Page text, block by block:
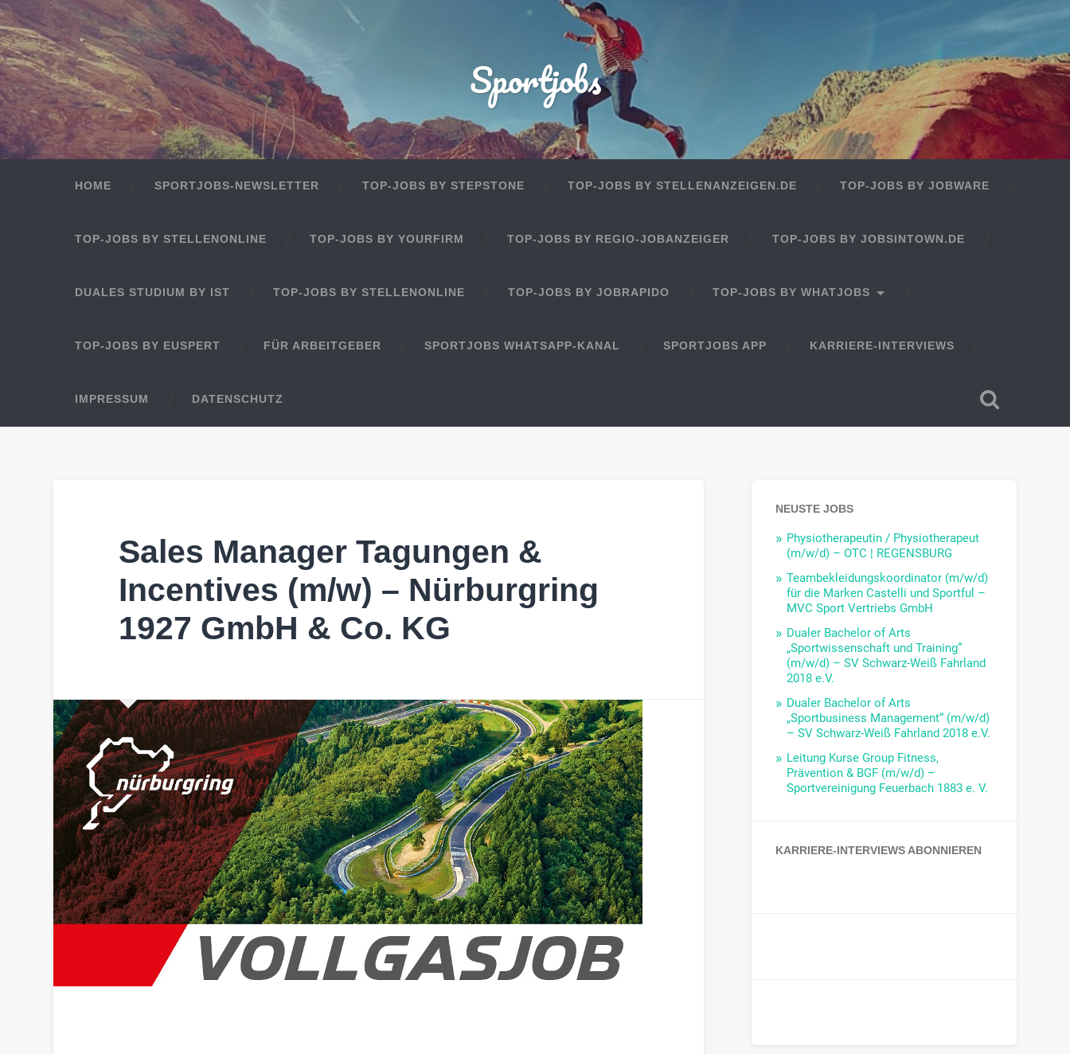
Sportjobs
HOME SPORTJOBS-NEWSLETTER TOP-JOBS BY STEPSTONE TOP-JOBS BY STELLENANZEIGEN.DE TOP-JOBS BY JOBWARE
TOP-JOBS BY STELLENONLINE TOP-JOBS BY YOURFIRM TOP-JOBS BY REGIO-JOBANZEIGER TOP-JOBS BY JOBSINTOWN.DE
DUALES STUDIUM BY IST TOP-JOBS BY STELLENONLINE TOP-JOBS BY JOBRAPIDO TOP-JOBS BY WHATJOBS
TOP-JOBS BY EUSPERT FÜR ARBEITGEBER SPORTJOBS WHATSAPP-KANAL SPORTJOBS APP KARRIERE-INTERVIEWS
IMPRESSUM DATENSCHUTZ
Sales Manager Tagungen &
Incentives (m/w) – Nürburgring
1927 GmbH & Co. KG
NEUSTE JOBS
Physiotherapeutin / Physiotherapeut
(m/w/d) – OTC | REGENSBURG
Teambekleidungskoordinator (m/w/d)
für die Marken Castelli und Sportful –
MVC Sport Vertriebs GmbH
Dualer Bachelor of Arts
„Sportwissenschaft und Training“
(m/w/d) – SV Schwarz-Weiß Fahrland
2018 e.V.
Dualer Bachelor of Arts
„Sportbusiness Management“ (m/w/d)
– SV Schwarz-Weiß Fahrland 2018 e.V.
Leitung Kurse Group Fitness,
Prävention & BGF (m/w/d) –
Sportvereinigung Feuerbach 1883 e. V.
KARRIERE-INTERVIEWS ABONNIEREN